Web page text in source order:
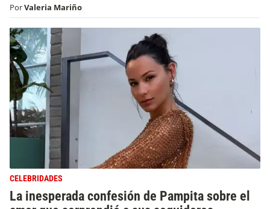
PorValeria Mariño
CELEBRIDADES
La inesperada confesión de Pampita sobre el